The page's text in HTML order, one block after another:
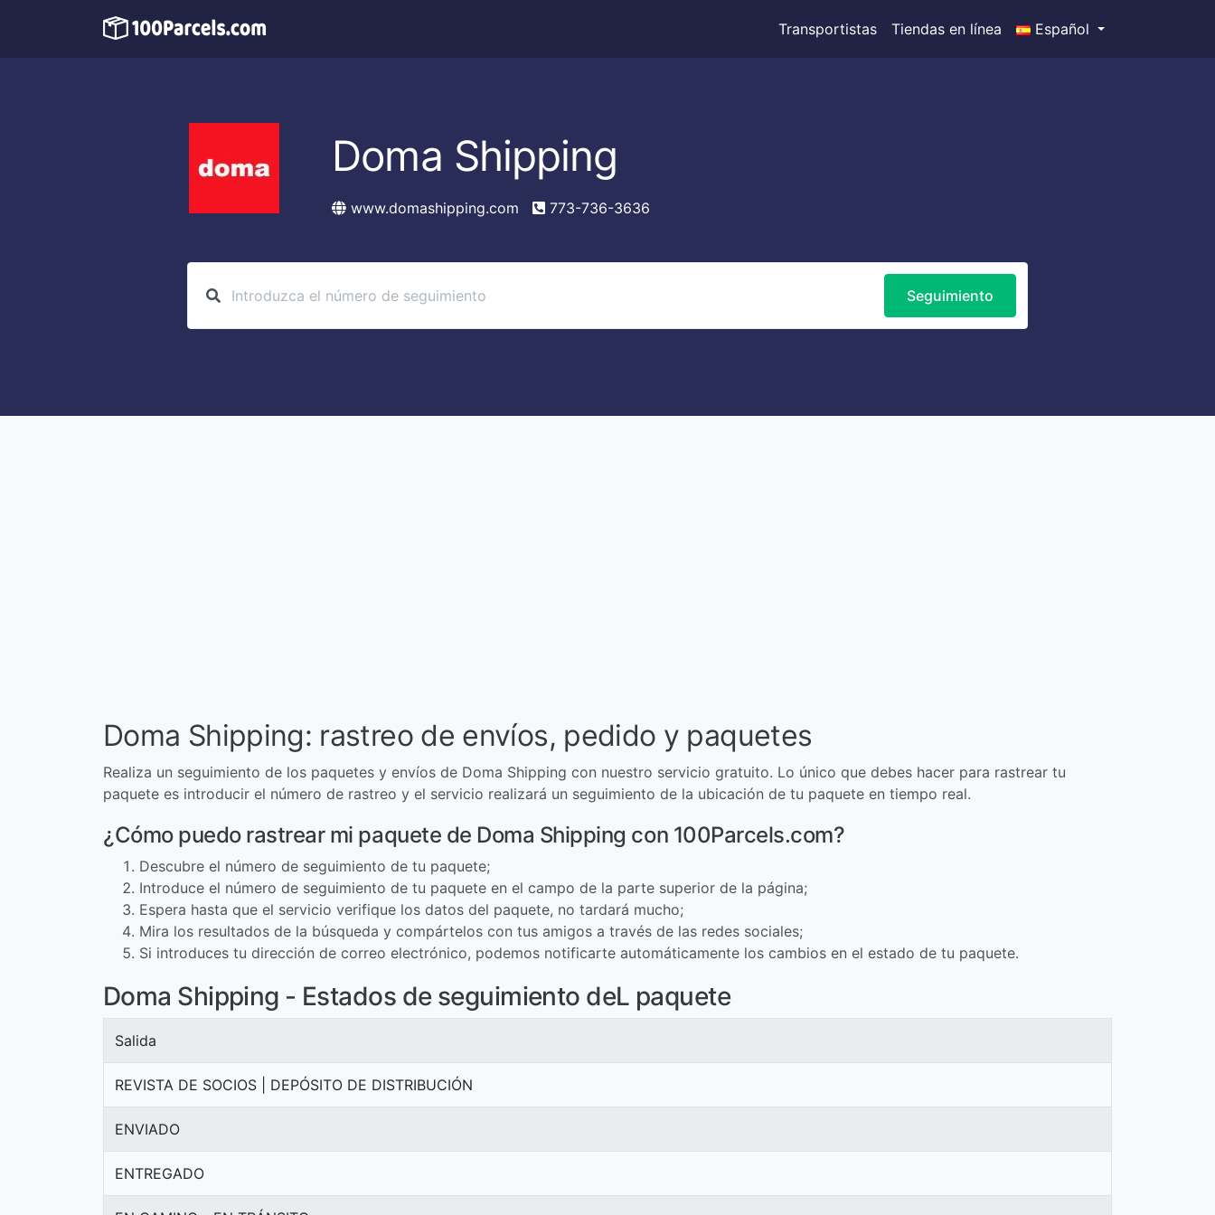
Transportistas Tiendas en línea Español
Doma Shipping
www.domashipping.com 773-736-3636
Seguimiento
Doma Shipping: rastreo de envíos, pedido y paquetes
Realiza un seguimiento de los paquetes y envíos de Doma Shipping con nuestro servicio gratuito. Lo único que debes hacer para rastrear tu
paquete es introducir el número de rastreo y el servicio realizará un seguimiento de la ubicación de tu paquete en tiempo real.
¿Cómo puedo rastrear mi paquete de Doma Shipping con 100Parcels.com?
Descubre el número de seguimiento de tu paquete;
Introduce el número de seguimiento de tu paquete en el campo de la parte superior de la página;
Espera hasta que el servicio verifique los datos del paquete, no tardará mucho;
Mira los resultados de la búsqueda y compártelos con tus amigos a través de las redes sociales;
Si introduces tu dirección de correo electrónico, podemos notificarte automáticamente los cambios en el estado de tu paquete.
Doma Shipping - Estados de seguimiento deL paquete
Salida
REVISTA DE SOCIOS | DEPÓSITO DE DISTRIBUCIÓN
ENVIADO
ENTREGADO